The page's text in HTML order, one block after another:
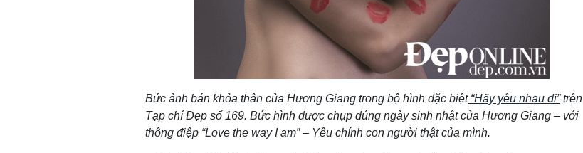
Bức ảnh bán khỏa thân của Hương Giang trong bộ hình đặc biệt“Hãy yêu nhau đi”trên
Tạp chí Đẹp số 169. Bức hình được chụp đúng ngày sinh nhật của Hương Giang – với
thông điệp “Love the way I am” – Yêu chính con người thật của mình.